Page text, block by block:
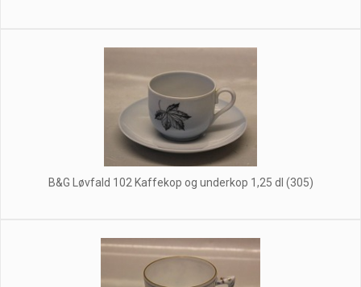
B&G Løvfald 102 Kaffekop og underkop 1,25 dl (305)